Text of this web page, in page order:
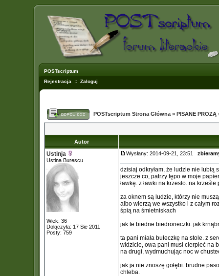
POSTscriptum
Rejestracja :: Zaloguj
POSTscriptum Strona Główna » PISANE PROZĄ
Autor
Ustinja
Ustina Burescu
Wiek: 36
Dołączyła: 17 Sie 2011
Posty: 759
Wysłany: 2014-09-21, 23:51
dzisiaj odkryłam, że ludzie nie lubią
jeszcze co, patrzy tępo w moje
ławkę. z ławki na krzesło. na
za oknem są ludzie, którzy nie
albo wierzą we wszystko i z całym
śpią na śmietniskach
jak te biedne biedroneczki. jak
ta pani miała bułeczkę na stole. z
widzicie, owa pani musi cierpieć na
na drugi, wydmuchując noc w
jak ja nie znoszę gołębi. brudne
chleba.